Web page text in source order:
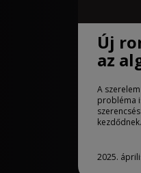
Új
az
A
probléma
kezdődnek.
2025.